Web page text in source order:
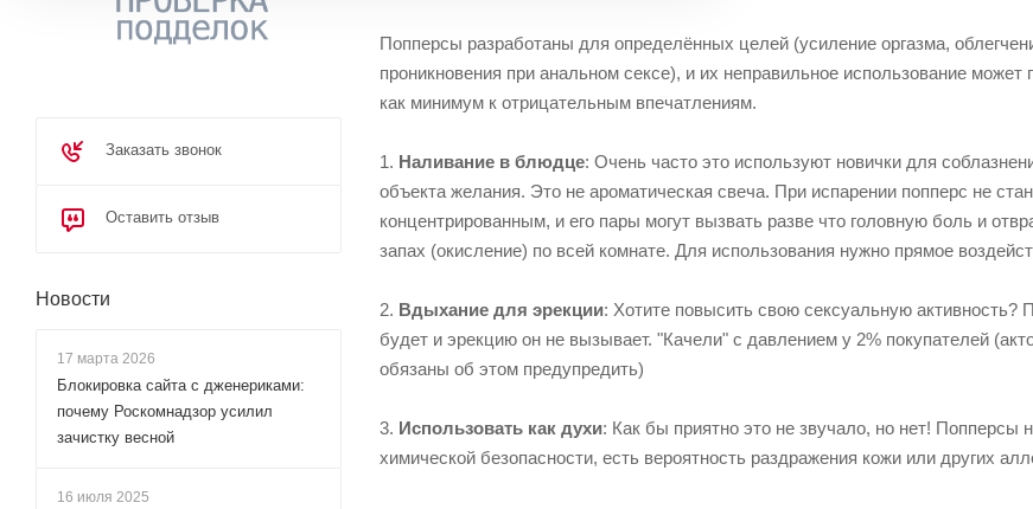
Попперсы разработаны для определённых целей (усиление оргазма,
проникновения при анальном сексе), и их неправильное использование может
как минимум к отрицательным впечатлениям.
1. Наливание в блюдце: Очень часто это используют новички для
объекта желания. Это не ароматическая свеча. При испарении попперс не
концентрированным, и его пары могут вызвать разве что головную боль и
запах (окисление) по всей комнате. Для использования нужно прямое
2. Вдыхание для эрекции: Хотите повысить свою сексуальную
будет и эрекцию он не вызывает. "Качели" с давлением у 2% покупателей
обязаны об этом предупредить)
3. Использовать как духи: Как бы приятно это не звучало, но нет!
химической безопасности, есть вероятность раздражения кожи или других
Заказать звонок
Оставить отзыв
Новости
17 марта 2026
Блокировка сайта с дженериками:
почему Роскомнадзор усилил
зачистку весной
16 июля 2025